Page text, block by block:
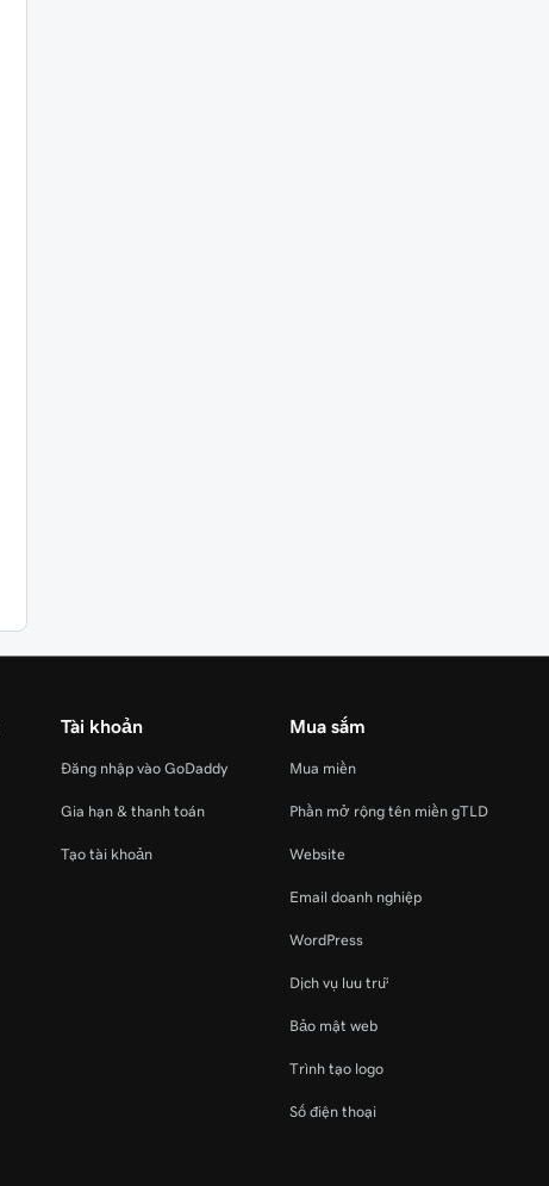
Tài khoản
Đăng nhập vào GoDaddy
Gia hạn & thanh toán
Tạo tài khoản
Mua sắm
Mua miền
Phần mở rộng tên miền gTLD
Website
Email doanh nghiệp
WordPress
Dịch vụ lưu trữ
Bảo mật web
Trình tạo logo
Số điện thoại